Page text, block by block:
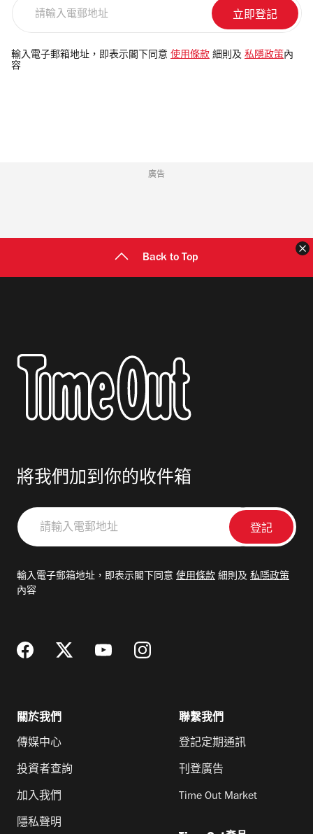
電
郵
輸入電子郵箱地址，即表示閣下同意 使用條款 細則及 私隱政策 內
容
廣告
Back to Top
將我們加到你的收件箱
請
輸
郵
輸入電子郵箱地址，即表示閣下同意 使用條款 細則及 私隱政策
內容
關於我們
傳媒中心
投資者查詢
加入我們
隱私聲明
聯繫我們
登記定期通訊
刊登廣告
Time Out Market